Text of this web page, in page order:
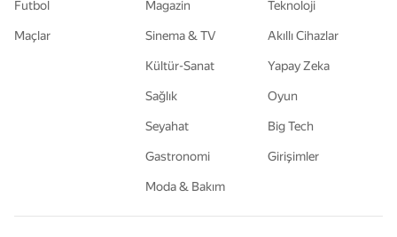
Futbol
Maçlar
Magazin
Sinema & TV
Kültür-Sanat
Sağlık
Seyahat
Gastronomi
Moda & Bakım
Teknoloji
Akıllı Cihazlar
Yapay Zeka
Oyun
Big Tech
Girişimler